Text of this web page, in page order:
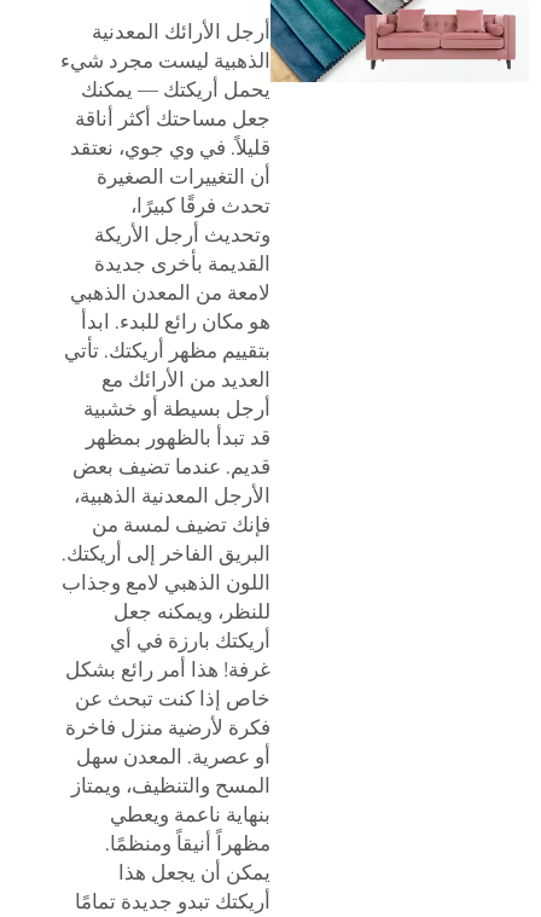
أرجل الأرائك المعدنية
الذهبية ليست مجرد شيء
يحمل أريكتك — يمكنك
جعل مساحتك أكثر أناقة
قليلاً. في وي جوي، نعتقد
أن التغييرات الصغيرة
تحدث فرقًا كبيرًا،
وتحديث أرجل الأريكة
القديمة بأخرى جديدة
لامعة من المعدن الذهبي
هو مكان رائع للبدء. ابدأ
بتقييم مظهر أريكتك. تأتي
العديد من الأرائك مع
أرجل بسيطة أو خشبية
قد تبدأ بالظهور بمظهر
قديم. عندما تضيف بعض
الأرجل المعدنية الذهبية،
فإنك تضيف لمسة من
البريق الفاخر إلى أريكتك.
اللون الذهبي لامع وجذاب
للنظر، ويمكنه جعل
أريكتك بارزة في أي
غرفة! هذا أمر رائع بشكل
خاص إذا كنت تبحث عن
فكرة لأرضية منزل فاخرة
أو عصرية. المعدن سهل
المسح والتنظيف، ويمتاز
بنهاية ناعمة ويعطي
مظهراً أنيقاً ومنظمًا.
يمكن أن يجعل هذا
أريكتك تبدو جديدة تمامًا